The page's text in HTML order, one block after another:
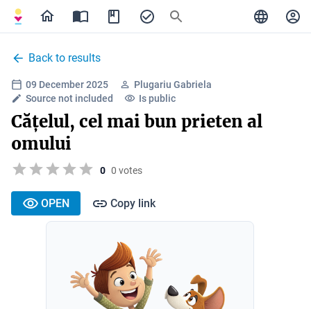
Back to results
09 December 2025
Plugariu Gabriela
Source not included
Is public
Cățelul, cel mai bun prieten al
omului
0 0 votes
OPEN Copy link